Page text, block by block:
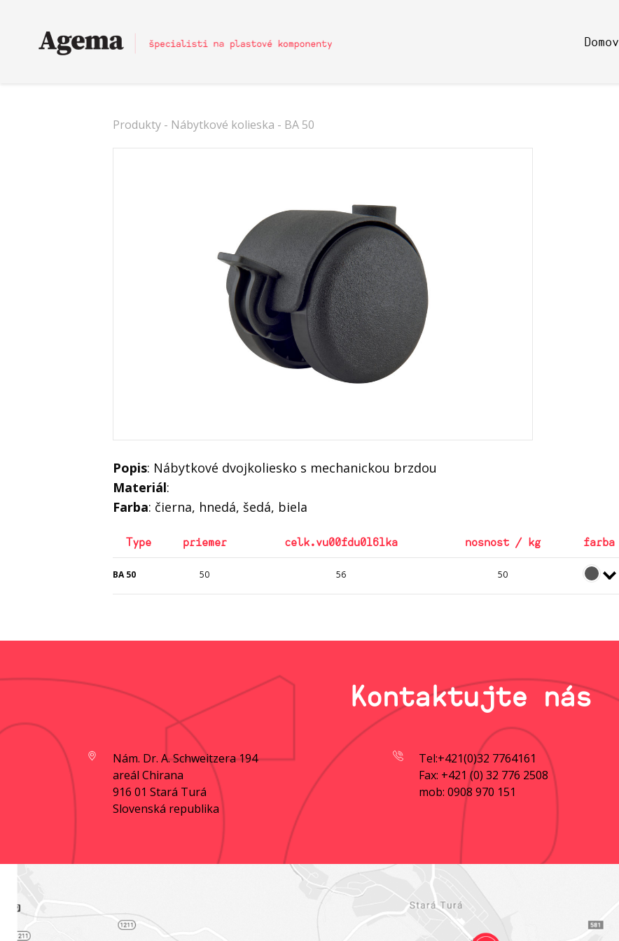
Domov
Produkty - Nábytkové kolieska - BA 50
Popis: Nábytkové dvojkoliesko s mechanickou brzdou
Materiál:
Farba: čierna, hnedá, šedá, biela
Type priemer celk.vu00fdu0161ka nosnost / kg farba
BA 50 50 56 50
Kontaktujte nás
Nám. Dr. A. Schweitzera 194
areál Chirana
916 01 Stará Turá
Slovenská republika
Tel:+421(0)32 7764161
Fax: +421 (0) 32 776 2508
mob: 0908 970 151